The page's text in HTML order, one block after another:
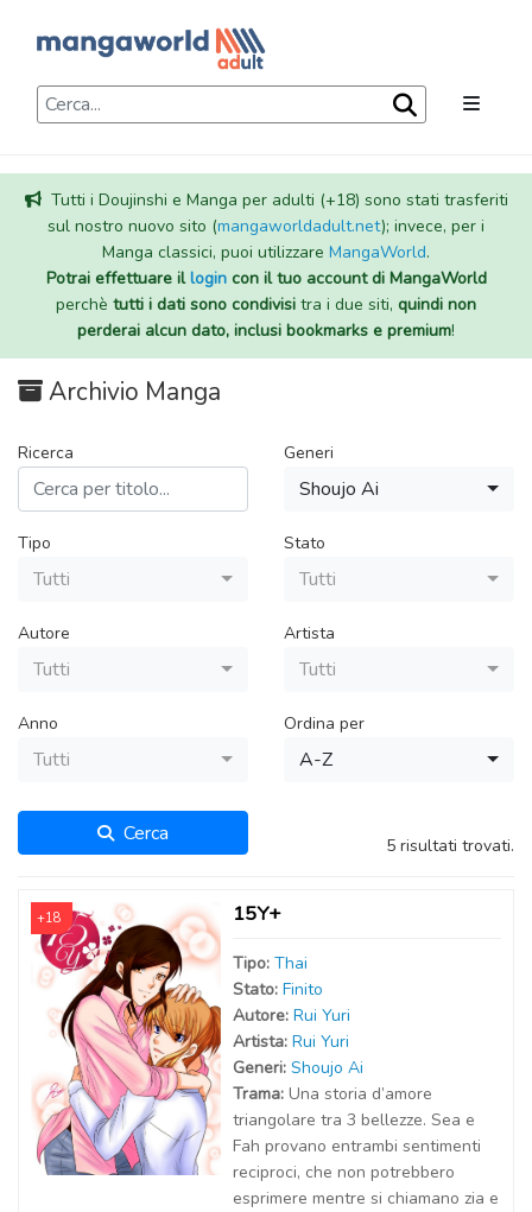
Tutti i Doujinshi e Manga per adulti (+18) sono stati trasferiti
sul nostro nuovo sito (mangaworldadult.net); invece, per i
Manga classici, puoi utilizzare MangaWorld.
Potrai effettuare illogincon il tuo account di MangaWorld
perchè tutti i dati sono condivisi tra i due siti, quindi non
perderai alcun dato, inclusi bookmarks e premium!
Archivio Manga
Ricerca Generi
Shoujo Ai
Tipo
Tutti
Stato
Tutti
Autore
Tutti
Artista
Tutti
Anno
Tutti
Ordina per
A-Z
Cerca 5 risultati trovati.
+18 15Y+
Tipo: Thai
Stato: Finito
Autore: Rui Yuri
Artista: Rui Yuri
Generi: Shoujo Ai
Trama: Una storia d’amore
triangolare tra 3 bellezze. Sea e
Fah provano entrambi sentimenti
reciproci, che non potrebbero
esprimere mentre si chiamano zia e